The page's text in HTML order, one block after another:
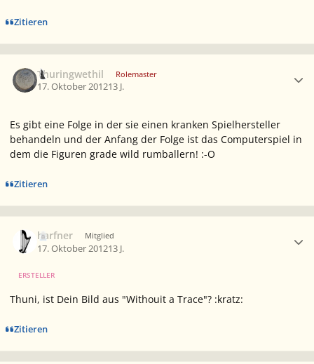
Zitieren
Thuringwethil Rolemaster
17. Oktober 201213 J.
Es gibt eine Folge in der sie einen kranken Spielhersteller
behandeln und der Anfang der Folge ist das Computerspiel in
dem die Figuren grade wild rumballern! :-O
Zitieren
harfner Mitglied
17. Oktober 201213 J.
ERSTELLER
Thuni, ist Dein Bild aus "Withouit a Trace"? :kratz:
Zitieren